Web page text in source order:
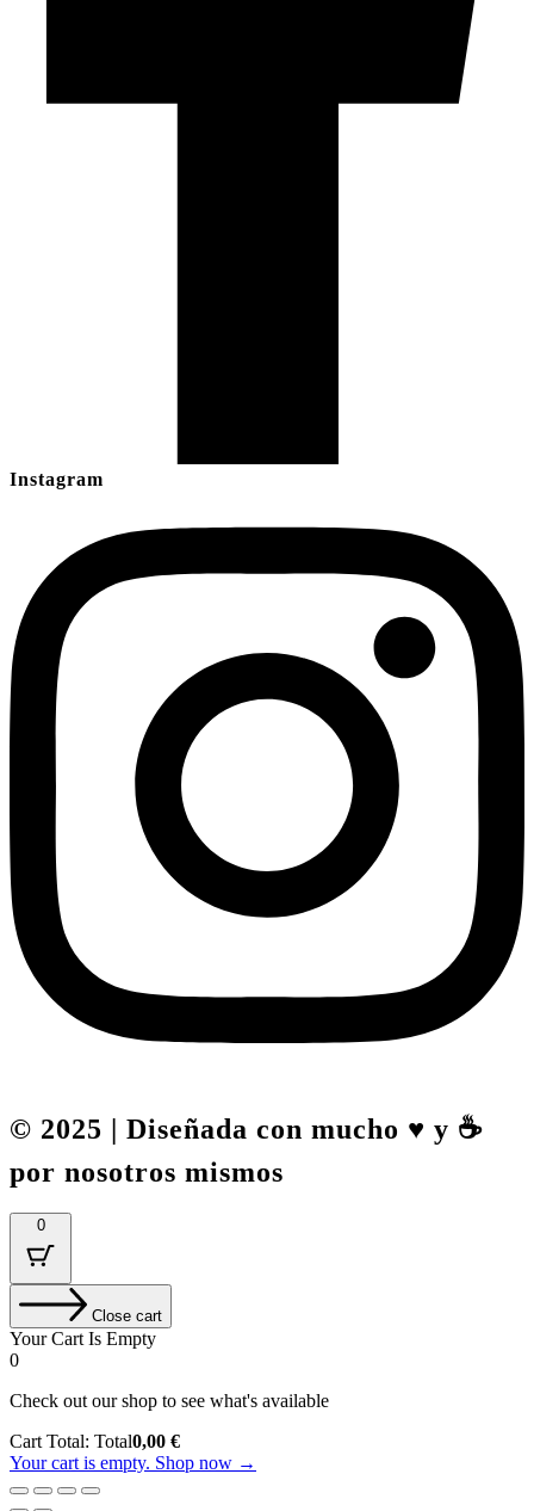
Instagram
© 2025 | Diseñada con mucho ♥️ y ☕
por nosotros mismos
0
Close cart
Your Cart Is Empty
0
Check out our shop to see what's available
Cart Total: Total0,00 €
Your cart is empty. Shop now →